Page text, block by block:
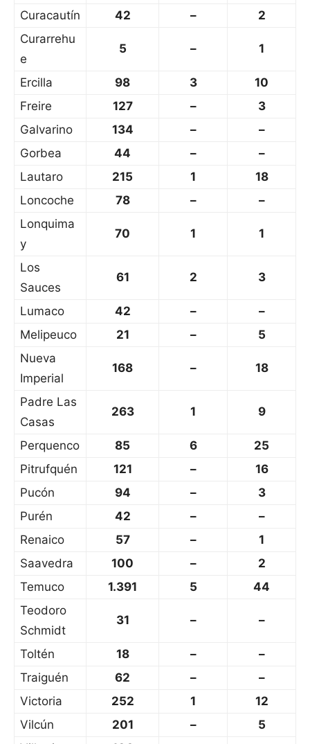
Curacautín
42 –
2
Curarrehu
e
5 – 1
Ercilla 98 3
10
Freire
127 –
3
Galvarino
134 –
–
Gorbea
44 –
–
Lautaro
215 1
18
Loncoche
78 –
–
Lonquima
y
70 1 1
Los
Sauces
61 2 3
Lumaco 42 –
–
Melipeuco
21 –
5
Nueva
Imperial
168 – 18
Padre Las
Casas
263 1 9
Perquenco 85 6
25
Pitrufquén
121 –
16
Pucón
94 –
3
Purén
42 –
–
Renaico
57 –
1
Saavedra
100 –
2
Temuco
1.391 5
44
Teodoro
Schmidt
31 – –
Toltén 18 –
–
Traiguén
62 –
–
Victoria
252 1
12
Vilcún
201 –
5